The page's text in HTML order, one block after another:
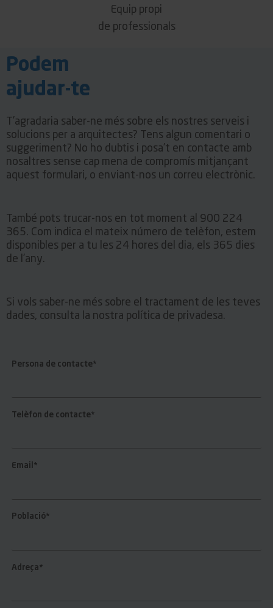
Equip propi
de professionals
Podem
ajudar-te
T’agradaria saber-ne més sobre els nostres serveis i
solucions per a arquitectes? Tens algun comentari o
suggeriment? No ho dubtis i posa’t en contacte amb
nosaltres sense cap mena de compromís mitjançant
aquest formulari, o enviant-nos un correu electrònic.
També pots trucar-nos en tot moment al 900 224
365. Com indica el mateix número de telèfon, estem
disponibles per a tu les 24 hores del dia, els 365 dies
de l’any.
Si vols saber-ne més sobre el tractament de les teves
dades, consulta la nostra política de privadesa.
Persona de contacte*
Telèfon de contacte*
Email*
Població*
Adreça*